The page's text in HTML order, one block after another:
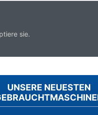
sie.
UNSERE NEUESTEN